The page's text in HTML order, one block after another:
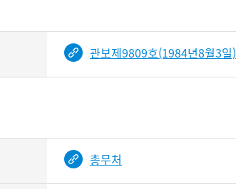
관보제9809호(1984년8월3일)
총무처